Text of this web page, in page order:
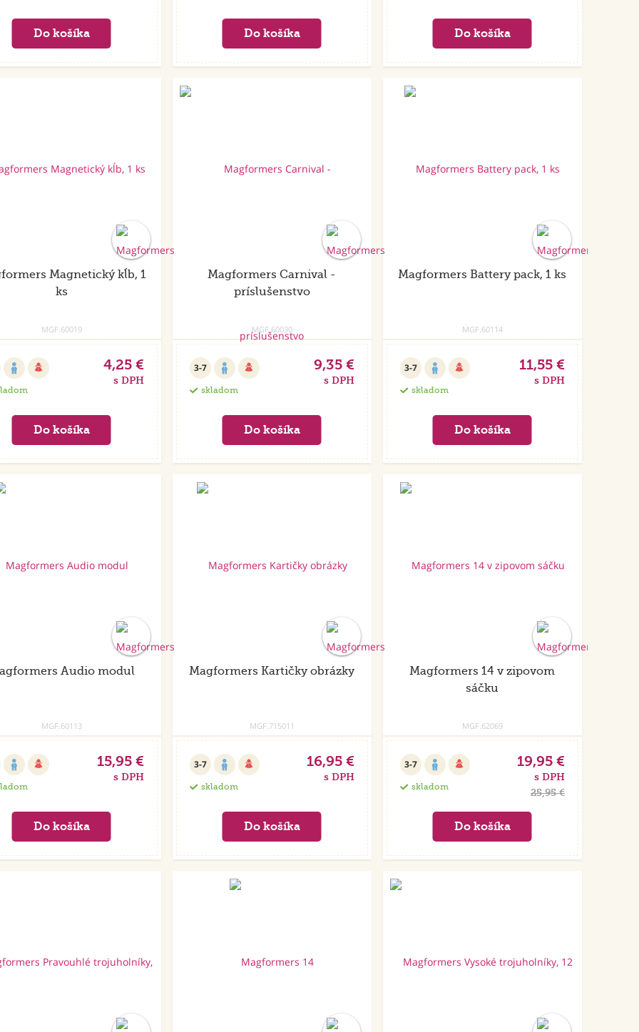
Magnetický kĺb, 1
ks
MGF.60019
4,25 €
s DPH
Magformers Carnival -
príslušenstvo
MGF.60030
3-7
skladom
9,35 €
s DPH
Magformers Battery pack, 1 ks
MGF.60114
3-7
skladom
11,55 €
s DPH
Audio modul
MGF.60113
15,95 €
s DPH
Magformers Kartičky obrázky
MGF.715011
3-7
skladom
16,95 €
s DPH
Magformers 14 v zipovom
sáčku
MGF.62069
3-7
skladom
19,95 €
s DPH
25,95 €